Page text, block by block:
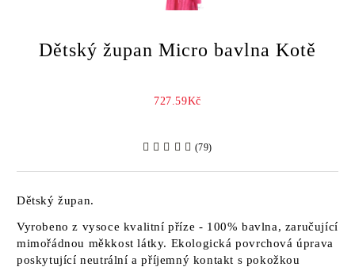
Dětský župan Micro bavlna Kotě
727.59Kč
(79)
Dětský župan.
Vyrobeno z vysoce kvalitní příze - 100% bavlna, zaručující
mimořádnou měkkost látky. Ekologická povrchová úprava
poskytující neutrální a příjemný kontakt s pokožkou